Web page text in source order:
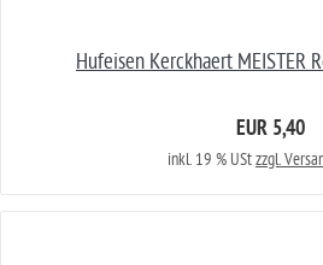
Hufeisen Kerckhaert MEISTER
EUR 5,40
inkl. 19 % UStzzgl.